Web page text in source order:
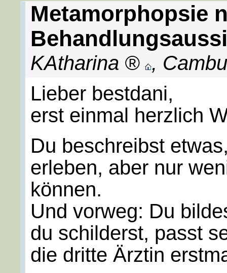
Metamorphopsie
KAtharina ,
Lieber bestdani,
erst einmal herzlich
Du beschreibst
erleben, aber nur
können.
Und vorweg: Du
du schilderst, passt
die dritte Ärztin